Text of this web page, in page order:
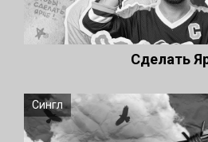
Cделать
Сингл